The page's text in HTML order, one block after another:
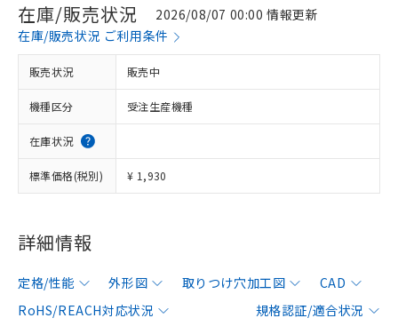
在庫/販売状況
2026/08/07 00:00 情報更新
在庫/販売状況 ご利用条件
販売状況 販売中
機種区分 受注生産機種
在庫状況
標準価格(税別) ¥ 1,930
詳細情報
定格/性能 外形図 取りつけ穴加工図
CAD
RoHS/REACH対応状況
規格認証/適合状況